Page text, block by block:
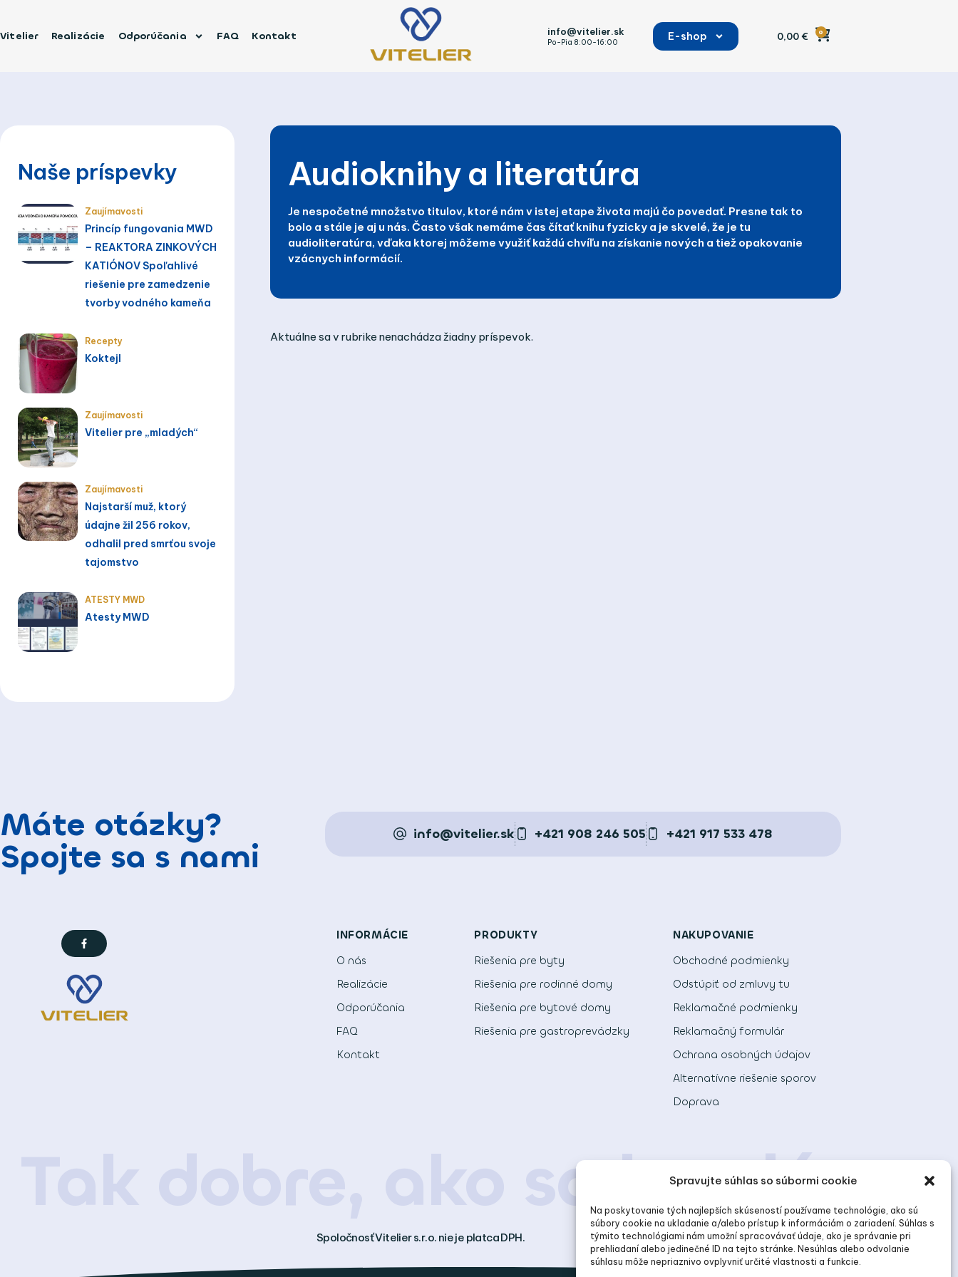
Spravujte súhlas so súbormi cookie
Na poskytovanie tých najlepších skúseností používame technológie, ako sú
súbory cookie na ukladanie a/alebo prístup k informáciám o zariadení. Súhlas s
týmito technológiami nám umožní spracovávať údaje, ako je správanie pri
prehliadaní alebo jedinečné ID na tejto stránke. Nesúhlas alebo odvolanie
súhlasu môže nepriaznivo ovplyvniť určité vlastnosti a funkcie.
Vitelier Realizácie Odporúčania FAQ Kontakt info@vitelier.sk
Po-Pia 8:00-16:00 E-shop 0,00€ 0
Naše príspevky
Zaujímavosti
Princíp fungovania MWD
– REAKTORA ZINKOVÝCH
KATIÓNOV Spoľahlivé
riešenie pre zamedzenie
tvorby vodného kameňa
Recepty
Koktejl
Zaujímavosti
Vitelier pre „mladých“
Zaujímavosti
Najstarší muž, ktorý
údajne žil 256 rokov,
odhalil pred smrťou svoje
tajomstvo
ATESTY MWD
Atesty MWD
Audioknihy a literatúra
Je nespočetné množstvo titulov, ktoré nám v istej etape života majú čo povedať. Presne tak to
bolo a stále je aj u nás. Často však nemáme čas čítať knihu fyzicky a je skvelé, že je tu
audioliteratúra, vďaka ktorej môžeme využiť každú chvíľu na získanie nových a tiež opakovanie
vzácnych informácií.
Aktuálne sa v rubrike nenachádza žiadny príspevok.
Máte otázky?
Spojte sa s nami
info@vitelier.sk +421 908 246 505 +421 917 533 478
INFORMÁCIE
O nás
Realizácie
Odporúčania
FAQ
Kontakt
PRODUKTY
Riešenia pre byty
Riešenia pre rodinné domy
Riešenia pre bytové domy
Riešenia pre gastroprevádzky
NAKUPOVANIE
Obchodné podmienky
Odstúpiť od zmluvy tu
Reklamačné podmienky
Reklamačný formulár
Ochrana osobných údajov
Alternatívne riešenie sporov
Doprava
Tak dobre, ako sa len dá
Spoločnosť Vitelier s.r.o. nie je platca DPH.